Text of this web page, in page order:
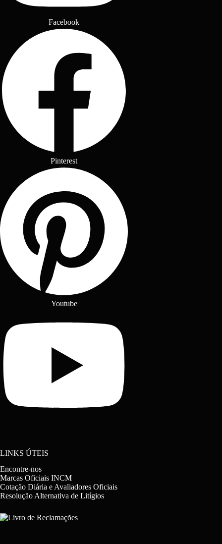
Facebook
Pinterest
Youtube
LINKS ÚTEIS
Encontre-nos
Marcas Oficiais INCM
Cotação Diária e Avaliadores Oficiais
Resolução Alternativa de Litígios